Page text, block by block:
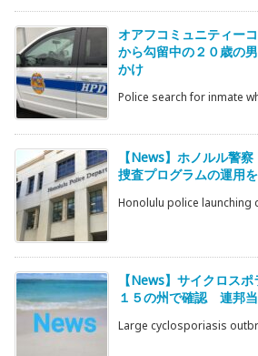
オアフコミュニティー
から勾留中の２０歳の
かけ
Police search for inmate
【News】ホノルル警
捜査プログラムの運用
Honolulu police launching
【News】サイクロス
１５の州で確認 連邦
Large cyclosporiasis